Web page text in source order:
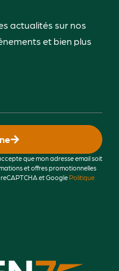
actualités sur nos
et bien plus
que mon adresse email soit
et offres promotionnelles
et GooglePolitique